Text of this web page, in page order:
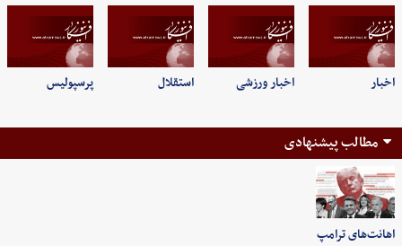
اخبار اخبار ورزشی استقلال پرسپولیس
مطالب پیشنهادی
اهانت‌های ترامپ